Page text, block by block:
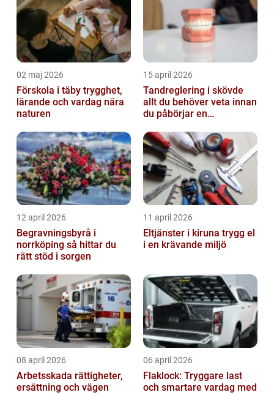
02 maj 2026
Förskola i täby trygghet,
lärande och vardag nära
naturen
15 april 2026
Tandreglering i skövde
allt du behöver veta innan
du påbörjar en
12 april 2026
Begravningsbyrå i
norrköping så hittar du
rätt stöd i sorgen
11 april 2026
Eltjänster i kiruna trygg el
i en krävande miljö
08 april 2026
Arbetsskada rättigheter,
ersättning och vägen
06 april 2026
Flaklock: Tryggare last
och smartare vardag med